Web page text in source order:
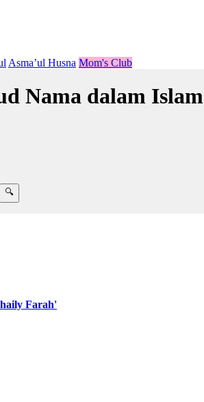
Asma’ul Husna Mom's Club
Nama dalam Islam
Farah'